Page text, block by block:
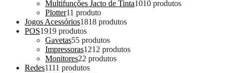
Multifunções Jacto de Tinta1010 produtos
Plotter11 produto
Jogos Acessórios1818 produtos
POS1919 produtos
Gavetas55 produtos
Impressoras1212 produtos
Monitores22 produtos
Redes1111 produtos